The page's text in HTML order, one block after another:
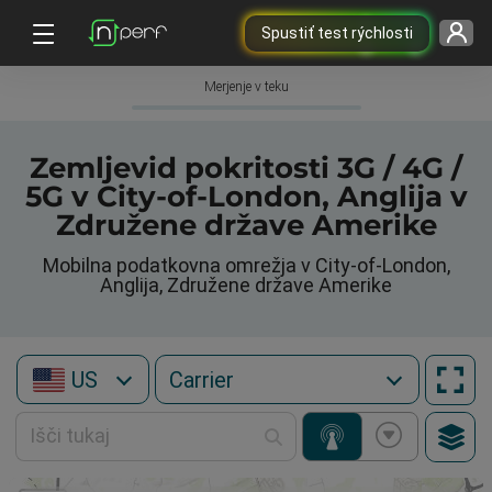
Spustiť test rýchlosti
Merjenje v teku
Zemljevid pokritosti 3G / 4G /
5G v City-of-London, Anglija v
Združene države Amerike
Mobilna podatkovna omrežja v City-of-London,
Anglija, Združene države Amerike
US